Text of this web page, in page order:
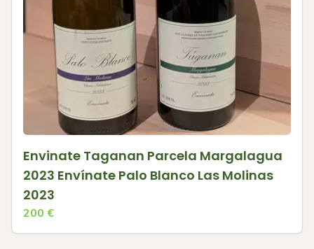
Envinate Taganan Parcela Margalagua
2023 Envínate Palo Blanco Las Molinas
2023
200 €